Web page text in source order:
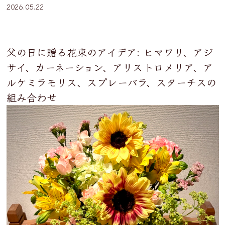
2026.05.22
父の日に贈る花束のアイデア: ヒマワリ、アジ
サイ、カーネーション、アリストロメリア、ア
ルケミラモリス、スプレーバラ、スターチスの
組み合わせ